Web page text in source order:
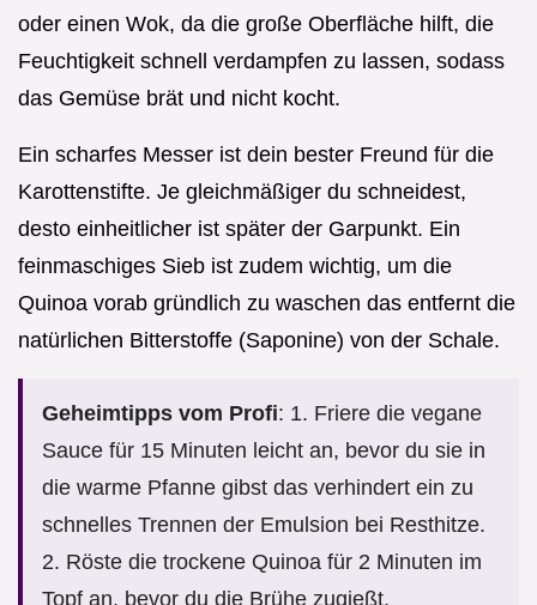
oder einen Wok, da die große Oberfläche hilft, die
Feuchtigkeit schnell verdampfen zu lassen, sodass
das Gemüse brät und nicht kocht.
Ein scharfes Messer ist dein bester Freund für die
Karottenstifte. Je gleichmäßiger du schneidest,
desto einheitlicher ist später der Garpunkt. Ein
feinmaschiges Sieb ist zudem wichtig, um die
Quinoa vorab gründlich zu waschen das entfernt die
natürlichen Bitterstoffe (Saponine) von der Schale.
Geheimtipps vom Profi: 1. Friere die vegane
Sauce für 15 Minuten leicht an, bevor du sie in
die warme Pfanne gibst das verhindert ein zu
schnelles Trennen der Emulsion bei Resthitze.
2. Röste die trockene Quinoa für 2 Minuten im
Topf an, bevor du die Brühe zugießt.